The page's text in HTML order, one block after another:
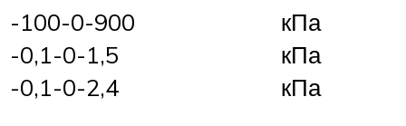
-100-0-900
кПа
-0,1-0-1,5
кПа
-0,1-0-2,4
кПа